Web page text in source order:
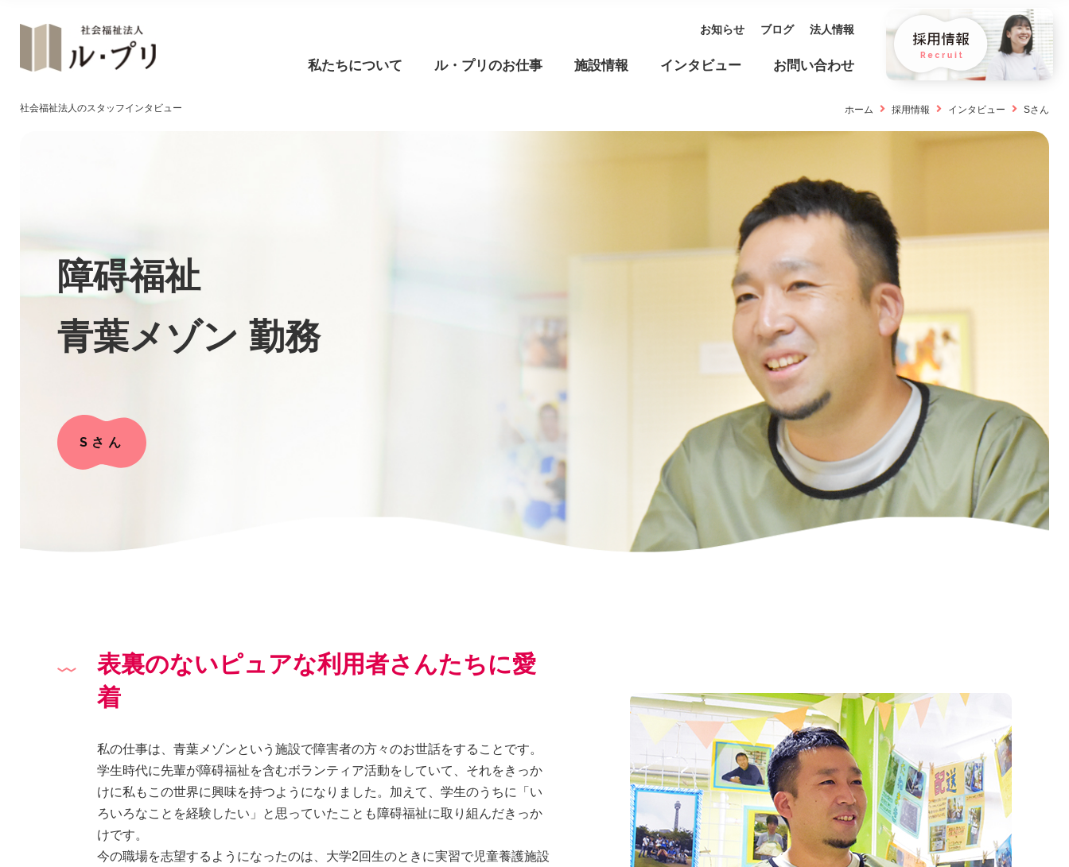
お知らせ ブログ 法人情報
私たちについて ル・プリのお仕事
障碍福祉 保育
施設情報 インタビュー お問い合わせ
社会福祉法人のスタッフインタビュー
障碍福祉
青葉メゾン 勤務
Sさん
ホーム 採用情報 インタビュー Sさん
表裏のないピュアな利用者さんたちに愛
着
私の仕事は、青葉メゾンという施設で障害者の方々のお世話をすることです。
学生時代に先輩が障碍福祉を含むボランティア活動をしていて、それをきっか
けに私もこの世界に興味を持つようになりました。加えて、学生のうちに「い
ろいろなことを経験したい」と思っていたことも障碍福祉に取り組んだきっか
けです。
今の職場を志望するようになったのは、大学2回生のときに実習で児童養護施設